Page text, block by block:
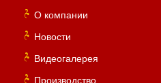
О компании
Новости
Видеогалерея
Производство